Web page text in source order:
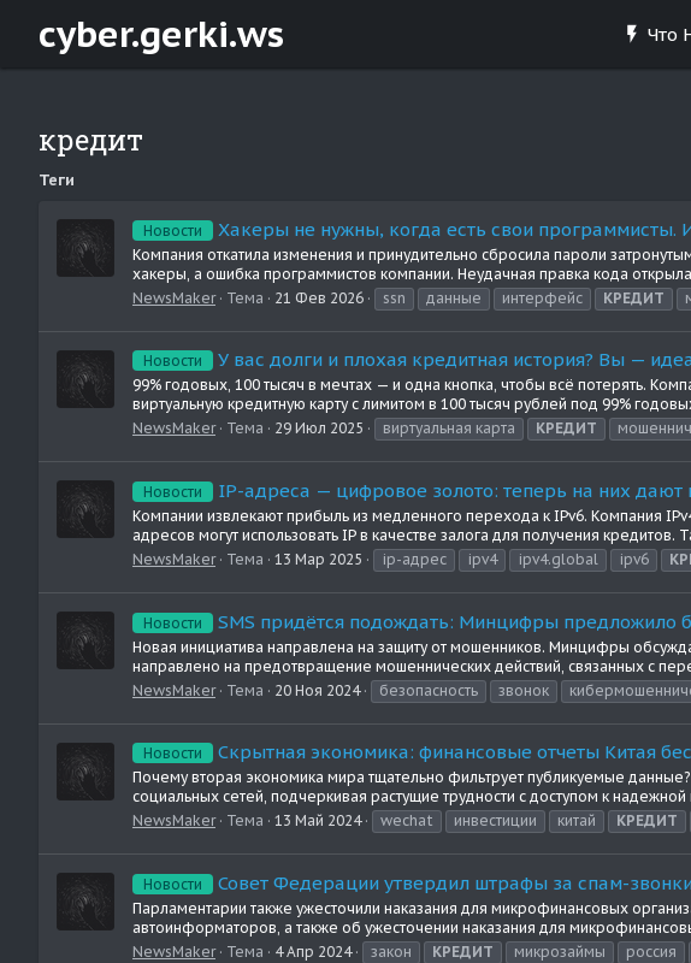
cyber.gerki.ws Что
кредит
Теги
Новости Хакеры не нужны, когда есть свои программисты.
Компания откатила изменения и принудительно сбросила пароли
хакеры, а ошибка программистов компании. Неудачная правка кода
NewsMaker
Тема 21 Фев 2026 ssn данные интерфейс КРЕДИТ
Новости У вас долги и плохая кредитная история? Вы —
99% годовых, 100 тысяч в мечтах — и одна кнопка, чтобы всё потерять.
виртуальную кредитную карту с лимитом в 100 тысяч рублей под 99%
NewsMaker
Тема 29 Июл 2025 виртуальная карта КРЕДИТ
Новости IP-адреса — цифровое золото: теперь на них дают
Компании извлекают прибыль из медленного перехода к IPv6. Компания
адресов могут использовать IP в качестве залога для получения
NewsMaker
Тема 13 Мар 2025 ip-адрес ipv4 ipv4.global ipv6
Новости SMS придётся подождать: Минцифры предложило
Новая инициатива направлена на защиту от мошенников. Минцифры
направлено на предотвращение мошеннических действий, связанных с
NewsMaker
Тема 20 Ноя 2024 безопасность звонок
Новости Скрытная экономика: финансовые отчеты Китая
Почему вторая экономика мира тщательно фильтрует публикуемые
социальных сетей, подчеркивая растущие трудности с доступом к
NewsMaker
Тема 13 Май 2024 wechat инвестиции китай КРЕДИТ
Новости Совет Федерации утвердил штрафы за спам-
Парламентарии также ужесточили наказания для микрофинансовых
автоинформаторов, а также об ужесточении наказания для
NewsMaker
Тема 4 Апр 2024 закон КРЕДИТ микрозаймы россия